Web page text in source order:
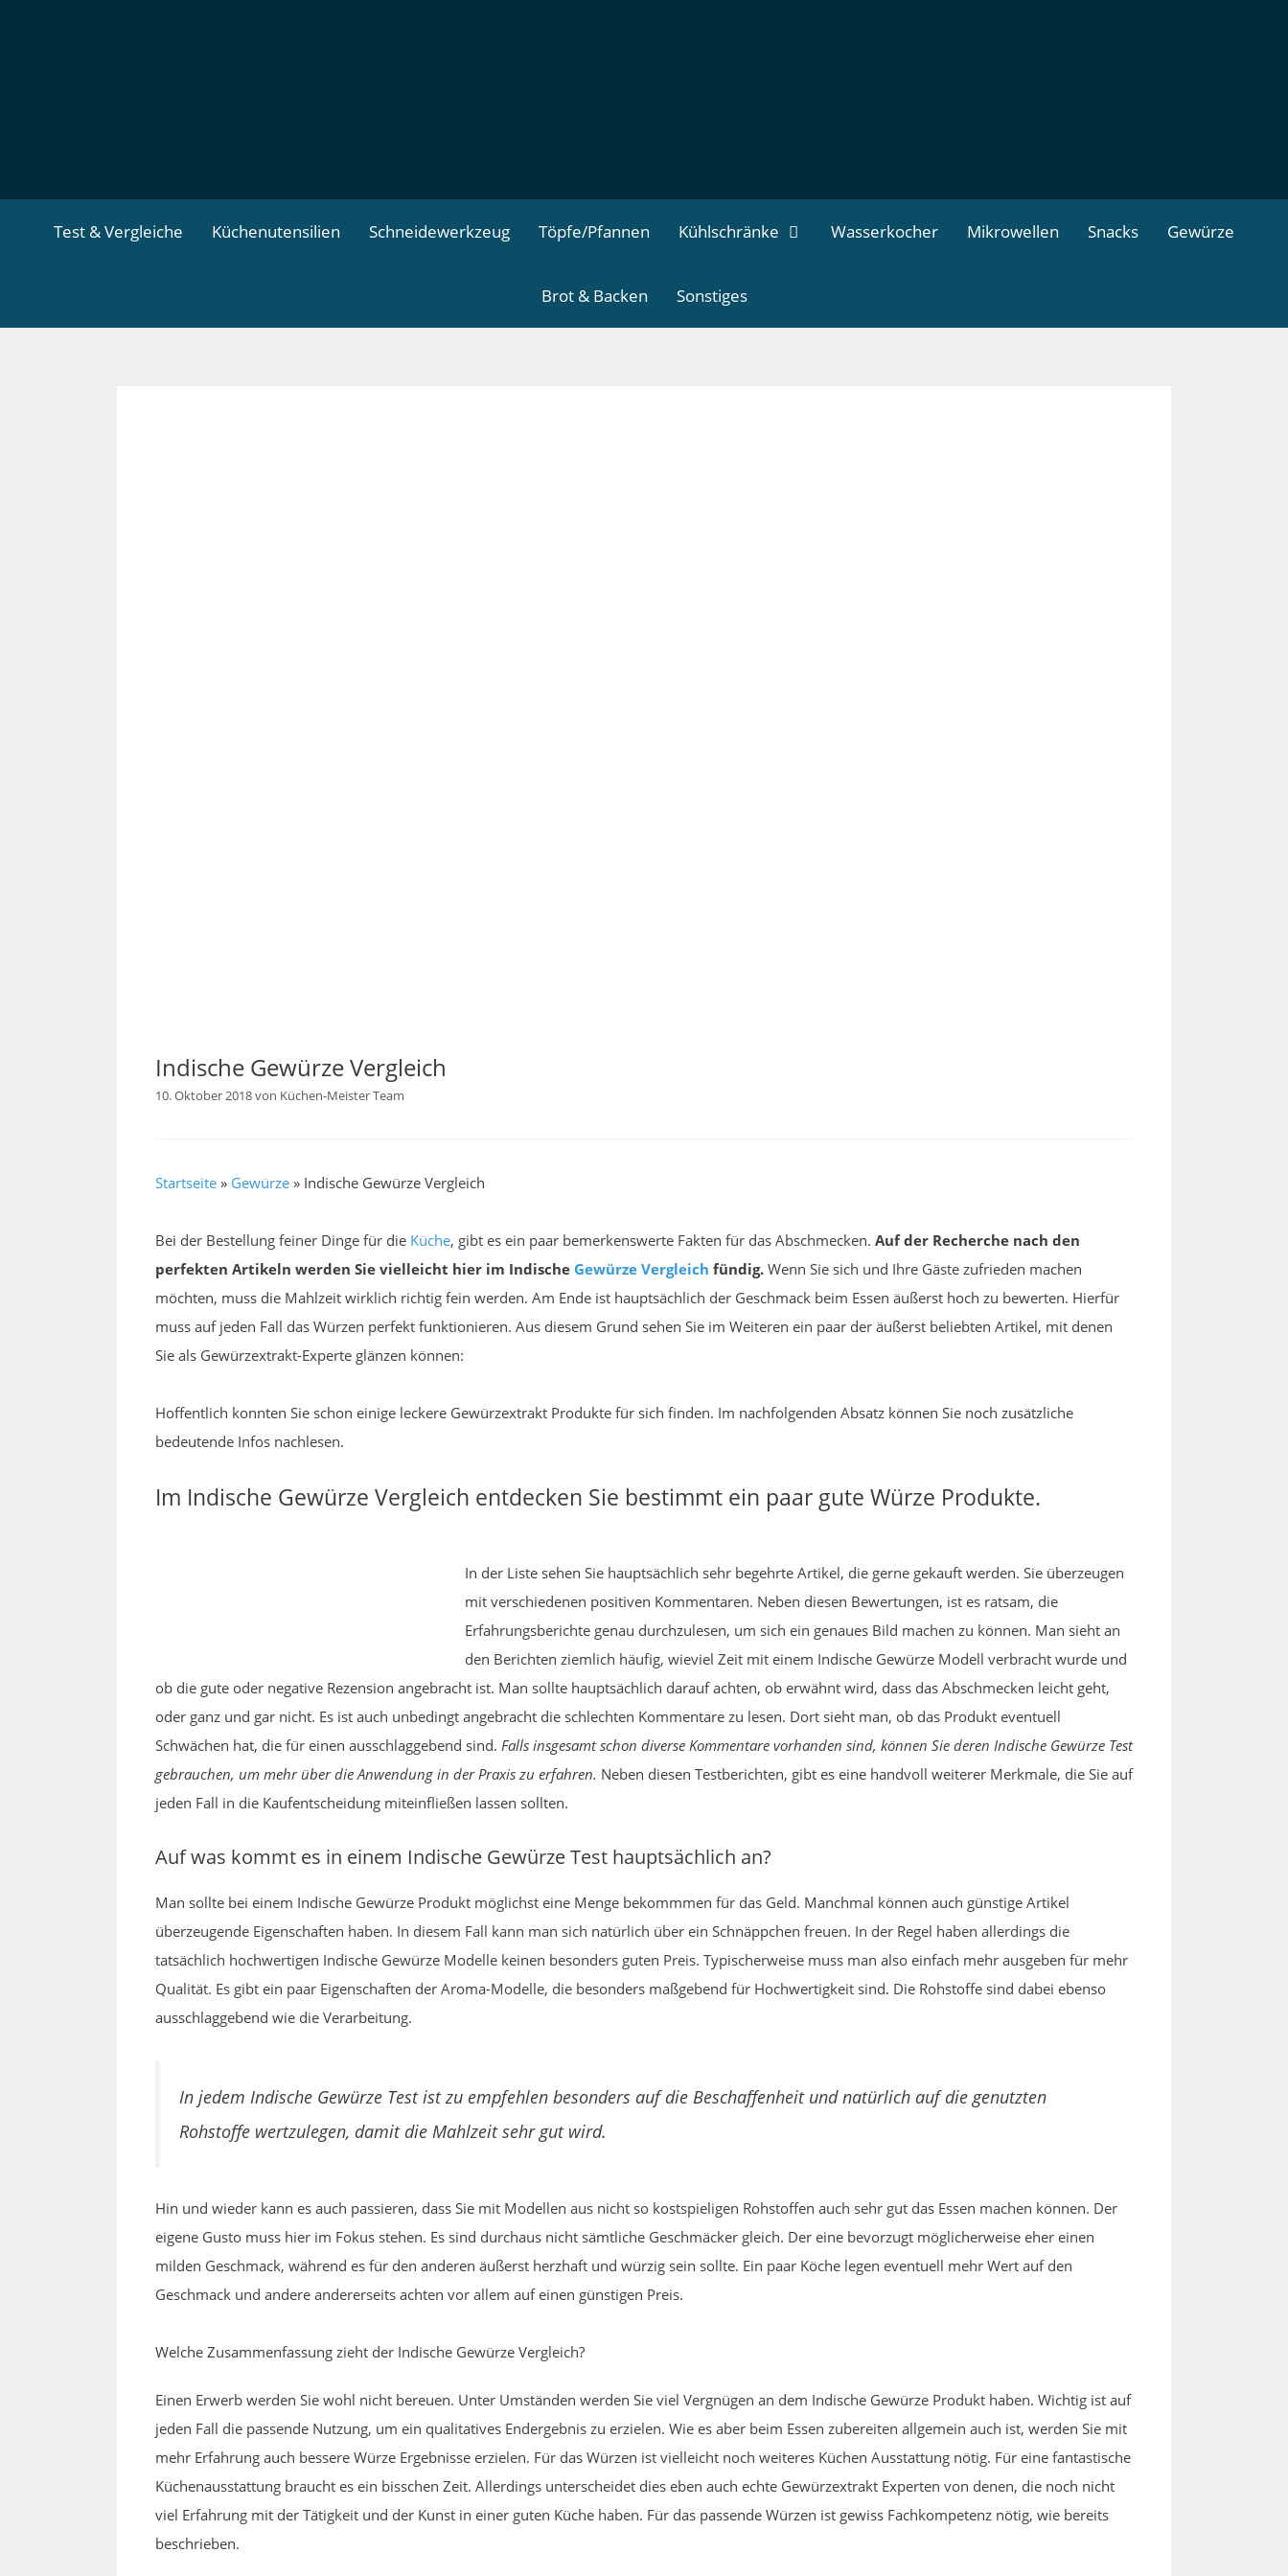
Test & Vergleiche Küchenutensilien Schneidewerkzeug Töpfe/Pfannen Kühlschränke Wasserkocher Mikrowellen Snacks Gewürze
Brot & Backen Sonstiges
Indische Gewürze Vergleich
10. Oktober 2018von Küchen-Meister Team
Startseite » Gewürze » Indische Gewürze Vergleich
Bei der Bestellung feiner Dinge für die Küche, gibt es ein paar bemerkenswerte Fakten für das Abschmecken. Auf der Recherche nach den
perfekten Artikeln werden Sie vielleicht hier im Indische Gewürze Vergleich fündig. Wenn Sie sich und Ihre Gäste zufrieden machen
möchten, muss die Mahlzeit wirklich richtig fein werden. Am Ende ist hauptsächlich der Geschmack beim Essen äußerst hoch zu bewerten. Hierfür
muss auf jeden Fall das Würzen perfekt funktionieren. Aus diesem Grund sehen Sie im Weiteren ein paar der äußerst beliebten Artikel, mit denen
Sie als Gewürzextrakt-Experte glänzen können:
Hoffentlich konnten Sie schon einige leckere Gewürzextrakt Produkte für sich finden. Im nachfolgenden Absatz können Sie noch zusätzliche
bedeutende Infos nachlesen.
Im Indische Gewürze Vergleich entdecken Sie bestimmt ein paar gute Würze Produkte.
In der Liste sehen Sie hauptsächlich sehr begehrte Artikel, die gerne gekauft werden. Sie überzeugen
mit verschiedenen positiven Kommentaren. Neben diesen Bewertungen, ist es ratsam, die
Erfahrungsberichte genau durchzulesen, um sich ein genaues Bild machen zu können. Man sieht an
den Berichten ziemlich häufig, wieviel Zeit mit einem Indische Gewürze Modell verbracht wurde und
ob die gute oder negative Rezension angebracht ist. Man sollte hauptsächlich darauf achten, ob erwähnt wird, dass das Abschmecken leicht geht,
oder ganz und gar nicht. Es ist auch unbedingt angebracht die schlechten Kommentare zu lesen. Dort sieht man, ob das Produkt eventuell
Schwächen hat, die für einen ausschlaggebend sind. Falls insgesamt schon diverse Kommentare vorhanden sind, können Sie deren Indische Gewürze Test
gebrauchen, um mehr über die Anwendung in der Praxis zu erfahren. Neben diesen Testberichten, gibt es eine handvoll weiterer Merkmale, die Sie auf
jeden Fall in die Kaufentscheidung miteinfließen lassen sollten.
Auf was kommt es in einem Indische Gewürze Test hauptsächlich an?
Man sollte bei einem Indische Gewürze Produkt möglichst eine Menge bekommmen für das Geld. Manchmal können auch günstige Artikel
überzeugende Eigenschaften haben. In diesem Fall kann man sich natürlich über ein Schnäppchen freuen. In der Regel haben allerdings die
tatsächlich hochwertigen Indische Gewürze Modelle keinen besonders guten Preis. Typischerweise muss man also einfach mehr ausgeben für mehr
Qualität. Es gibt ein paar Eigenschaften der Aroma-Modelle, die besonders maßgebend für Hochwertigkeit sind. Die Rohstoffe sind dabei ebenso
ausschlaggebend wie die Verarbeitung.
In jedem Indische Gewürze Test ist zu empfehlen besonders auf die Beschaffenheit und natürlich auf die genutzten
Rohstoffe wertzulegen, damit die Mahlzeit sehr gut wird.
Hin und wieder kann es auch passieren, dass Sie mit Modellen aus nicht so kostspieligen Rohstoffen auch sehr gut das Essen machen können. Der
eigene Gusto muss hier im Fokus stehen. Es sind durchaus nicht sämtliche Geschmäcker gleich. Der eine bevorzugt möglicherweise eher einen
milden Geschmack, während es für den anderen äußerst herzhaft und würzig sein sollte. Ein paar Köche legen eventuell mehr Wert auf den
Geschmack und andere andererseits achten vor allem auf einen günstigen Preis.
Welche Zusammenfassung zieht der Indische Gewürze Vergleich?
Einen Erwerb werden Sie wohl nicht bereuen. Unter Umständen werden Sie viel Vergnügen an dem Indische Gewürze Produkt haben. Wichtig ist auf
jeden Fall die passende Nutzung, um ein qualitatives Endergebnis zu erzielen. Wie es aber beim Essen zubereiten allgemein auch ist, werden Sie mit
mehr Erfahrung auch bessere Würze Ergebnisse erzielen. Für das Würzen ist vielleicht noch weiteres Küchen Ausstattung nötig. Für eine fantastische
Küchenausstattung braucht es ein bisschen Zeit. Allerdings unterscheidet dies eben auch echte Gewürzextrakt Experten von denen, die noch nicht
viel Erfahrung mit der Tätigkeit und der Kunst in einer guten Küche haben. Für das passende Würzen ist gewiss Fachkompetenz nötig, wie bereits
beschrieben.